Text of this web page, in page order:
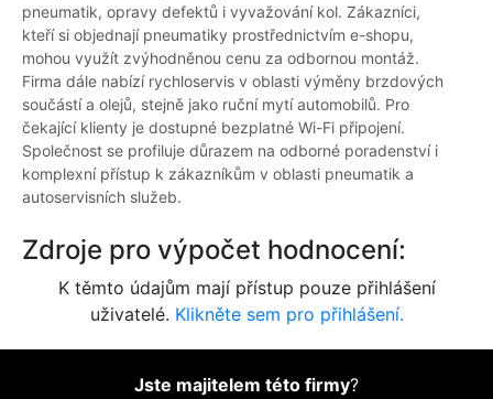
pneumatik, opravy defektů i vyvažování kol. Zákazníci,
kteří si objednají pneumatiky prostřednictvím e-shopu,
mohou využít zvýhodněnou cenu za odbornou montáž.
Firma dále nabízí rychloservis v oblasti výměny brzdových
součástí a olejů, stejně jako ruční mytí automobilů. Pro
čekající klienty je dostupné bezplatné Wi-Fi připojení.
Společnost se profiluje důrazem na odborné poradenství i
komplexní přístup k zákazníkům v oblasti pneumatik a
autoservisních služeb.
Zdroje pro výpočet hodnocení:
K těmto údajům mají přístup pouze přihlášení
uživatelé. Klikněte sem pro přihlášení.
Jste majitelem této firmy?